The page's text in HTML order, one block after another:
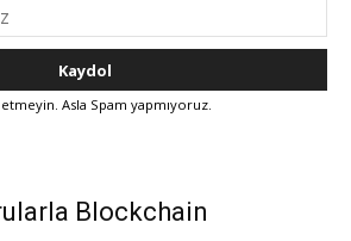
Asla Spam yapmıyoruz.
Blockchain